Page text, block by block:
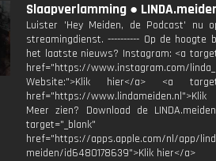
Slaapverlamming ●
Luister 'Hey Meiden, de Podcast' nu
streamingdienst. ---------- Op de hoogte
het laatste nieuws? Instagram: <a
href="https://www.instagram.com/
Website:">Klik hier</a> <a
href="https://
Meer zien? Download de
target="_blank"
href="https://apps.apple.com/nl/app/
meiden/id6480178639">Klik hier</a>